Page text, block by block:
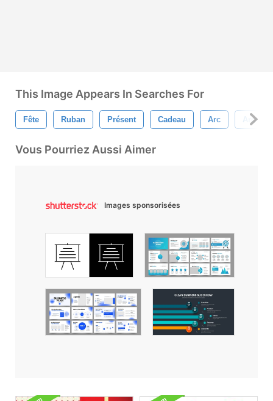
This Image Appears In Searches For
Fête Ruban Présent Cadeau Arc Arc De
Vous Pourriez Aussi Aimer
Images sponsorisées